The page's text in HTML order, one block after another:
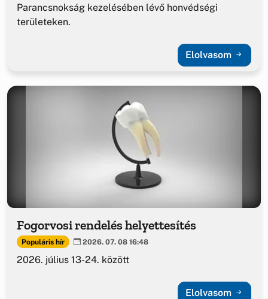
Parancsnokság kezelésében lévő honvédségi
területeken.
Elolvasom
Fogorvosi rendelés helyettesítés
Populáris hír 2026. 07. 08 16:48
2026. július 13-24. között
Elolvasom